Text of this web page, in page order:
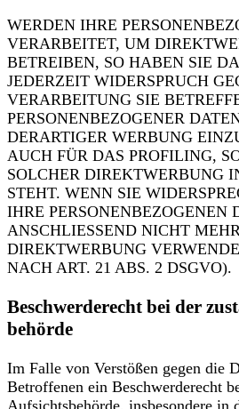
WERDEN IHRE
VERARBEITET, UM
BETREIBEN, SO HABEN SIE
JEDERZEIT WIDERSPRUCH
VERARBEITUNG SIE
PERSONENBEZOGENER
DERARTIGER WERBUNG
AUCH FÜR DAS PROFILING,
SOLCHER DIREKTWERBUNG
STEHT. WENN SIE
IHRE PERSONENBEZOGENEN
ANSCHLIESSEND NICHT
DIREKTWERBUNG
NACH ART. 21 ABS. 2 DSGVO).
Beschwerde­recht bei der
behörde
Im Falle von Verstößen gegen die
Betroffenen ein Beschwerderecht
Aufsichtsbehörde, insbesondere in